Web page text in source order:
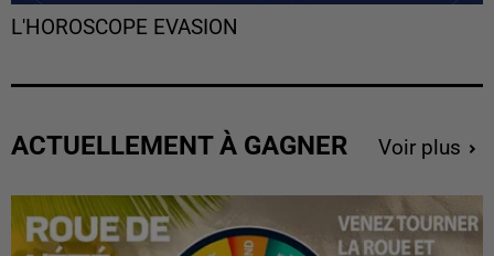
L'HOROSCOPE EVASION
ACTUELLEMENT À GAGNER Voir plus